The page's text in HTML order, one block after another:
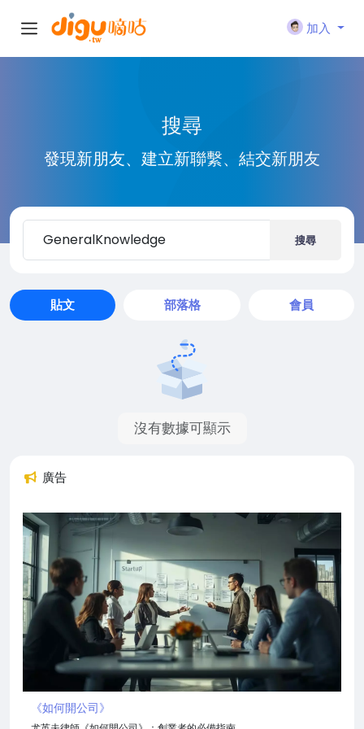
加入
搜尋
發現新朋友、建立新聯繫、結交新朋友
搜尋
貼文 部落格 會員
沒有數據可顯示
廣告
《如何開公司》